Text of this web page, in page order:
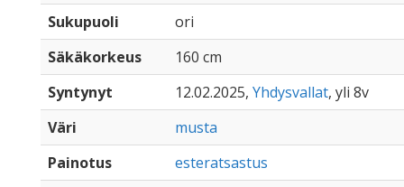
Sukupuoli
ori
Säkäkorkeus
160 cm
Syntynyt
12.02.2025, Yhdysvallat, yli 8v
Väri
musta
Painotus
esteratsastus